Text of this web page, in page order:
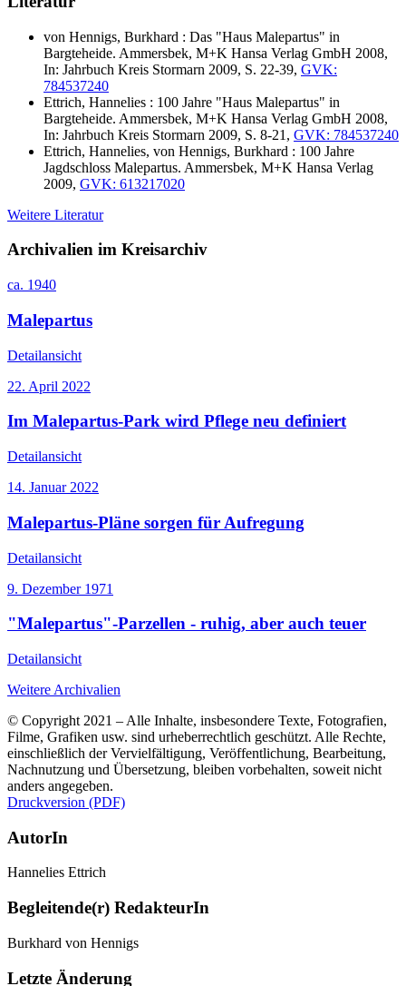
von Hennigs, Burkhard : Das "Haus Malepartus" in
Bargteheide. Ammersbek, M+K Hansa Verlag GmbH 2008,
In: Jahrbuch Kreis Stormarn 2009, S. 22-39, GVK:
784537240
Ettrich, Hannelies : 100 Jahre "Haus Malepartus" in
Bargteheide. Ammersbek, M+K Hansa Verlag GmbH 2008,
In: Jahrbuch Kreis Stormarn 2009, S. 8-21, GVK: 784537240
Ettrich, Hannelies, von Hennigs, Burkhard : 100 Jahre
Jagdschloss Malepartus. Ammersbek, M+K Hansa Verlag
2009, GVK: 613217020
Weitere Literatur
Archivalien im Kreisarchiv
ca. 1940
Malepartus
Detailansicht
22. April 2022
Im Malepartus-Park wird Pflege neu definiert
Detailansicht
14. Januar 2022
Malepartus-Pläne sorgen für Aufregung
Detailansicht
9. Dezember 1971
"Malepartus"-Parzellen - ruhig, aber auch teuer
Detailansicht
Weitere Archivalien
© Copyright 2021 – Alle Inhalte, insbesondere Texte, Fotografien,
Filme, Grafiken usw. sind urheberrechtlich geschützt. Alle Rechte,
einschließlich der Vervielfältigung, Veröffentlichung, Bearbeitung,
Nachnutzung und Übersetzung, bleiben vorbehalten, soweit nicht
anders angegeben.
Druckversion (PDF)
AutorIn
Hannelies Ettrich
Begleitende(r) RedakteurIn
Burkhard von Hennigs
Letzte Änderung